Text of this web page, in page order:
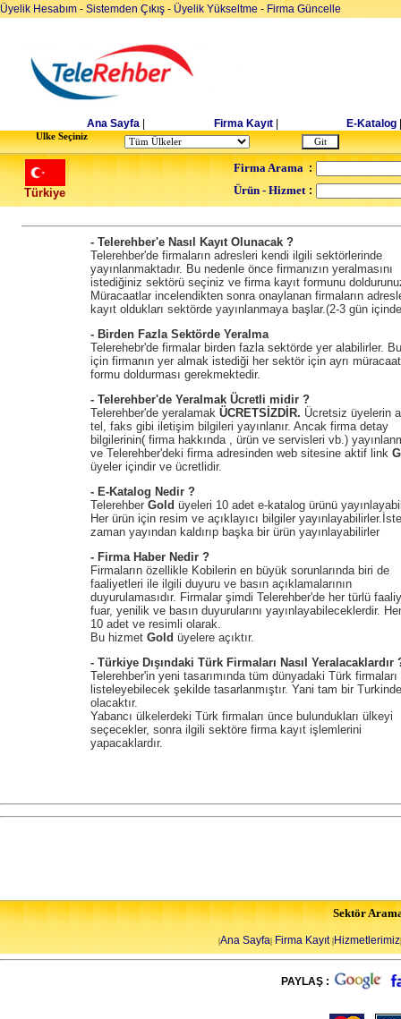
Üyelik Hesabım - Sistemden Çıkış - Üyelik Yükseltme - Firma Güncelle
Ana Sayfa Firma Kayıt E-Katalog
Ulke Seçiniz
Türkiye
Firma Arama :
Ürün - Hizmet :
- Telerehber'e Nasıl Kayıt Olunacak ?
Telerehber'de firmaların adresleri kendi ilgili sektörlerinde
yayınlanmaktadır. Bu nedenle önce firmanızın yeralmasını
istediğiniz sektörü seçiniz ve firma kayıt formunu
Müracaatlar incelendikten sonra onaylanan firmaların
kayıt oldukları sektörde yayınlanmaya başlar.(2-3 gün
- Birden Fazla Sektörde Yeralma
Telerehebr'de firmalar birden fazla sektörde yer alabilirler.
için firmanın yer almak istediği her sektör için ayrı müracaat
formu doldurması gerekmektedir.
- Telerehber'de Yeralmak Ücretli midir ?
Telerehber'de yeralamak ÜCRETSİZDİR. Ücretsiz üyelerin
tel, faks gibi iletişim bilgileri yayınlanır. Ancak firma detay
bilgilerinin( firma hakkında , ürün ve servisleri vb.)
ve Telerehber'deki firma adresinden web sitesine aktif link
üyeler içindir ve ücretlidir.
- E-Katalog Nedir ?
Telerehber Gold üyeleri 10 adet e-katalog ürünü
Her ürün için resim ve açıklayıcı bilgiler
zaman yayından kaldırıp başka bir ürün yayınlayabilirler
- Firma Haber Nedir ?
Firmaların özellikle Kobilerin en büyük sorunlarında biri de
faaliyetleri ile ilgili duyuru ve basın açıklamalarının
duyurulamasıdır. Firmalar şimdi Telerehber'de her türlü
fuar, yenilik ve basın duyurularını yayınlayabileceklerdir.
10 adet ve resimli olarak.
Bu hizmet Gold üyelere açıktır.
- Türkiye Dışındaki Türk Firmaları Nasıl Yeralacaklardır
Telerehber'in yeni tasarımında tüm dünyadaki Türk firmaları
listeleyebilecek şekilde tasarlanmıştır. Yani tam bir
olacaktır.
Yabancı ülkelerdeki Türk firmaları ünce bulundukları ülkeyi
seçecekler, sonra ilgili sektöre firma kayıt işlemlerini
yapacaklardır.
Sektör
|Ana Sayfa| Firma Kayıt|Hizmetlerimiz|
PAYLAŞ :